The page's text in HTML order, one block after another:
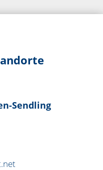
Sendling